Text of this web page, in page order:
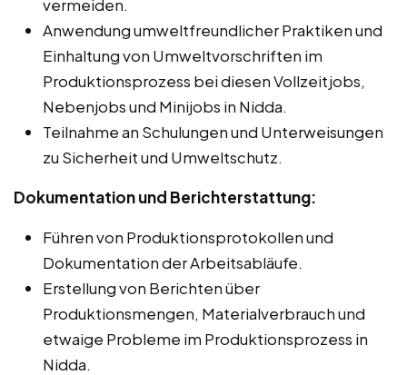
vermeiden.
Anwendung umweltfreundlicher Praktiken und
Einhaltung von Umweltvorschriften im
Produktionsprozess bei diesen Vollzeitjobs,
Nebenjobs und Minijobs in Nidda.
Teilnahme an Schulungen und Unterweisungen
zu Sicherheit und Umweltschutz.
Dokumentation und Berichterstattung:
Führen von Produktionsprotokollen und
Dokumentation der Arbeitsabläufe.
Erstellung von Berichten über
Produktionsmengen, Materialverbrauch und
etwaige Probleme im Produktionsprozess in
Nidda.